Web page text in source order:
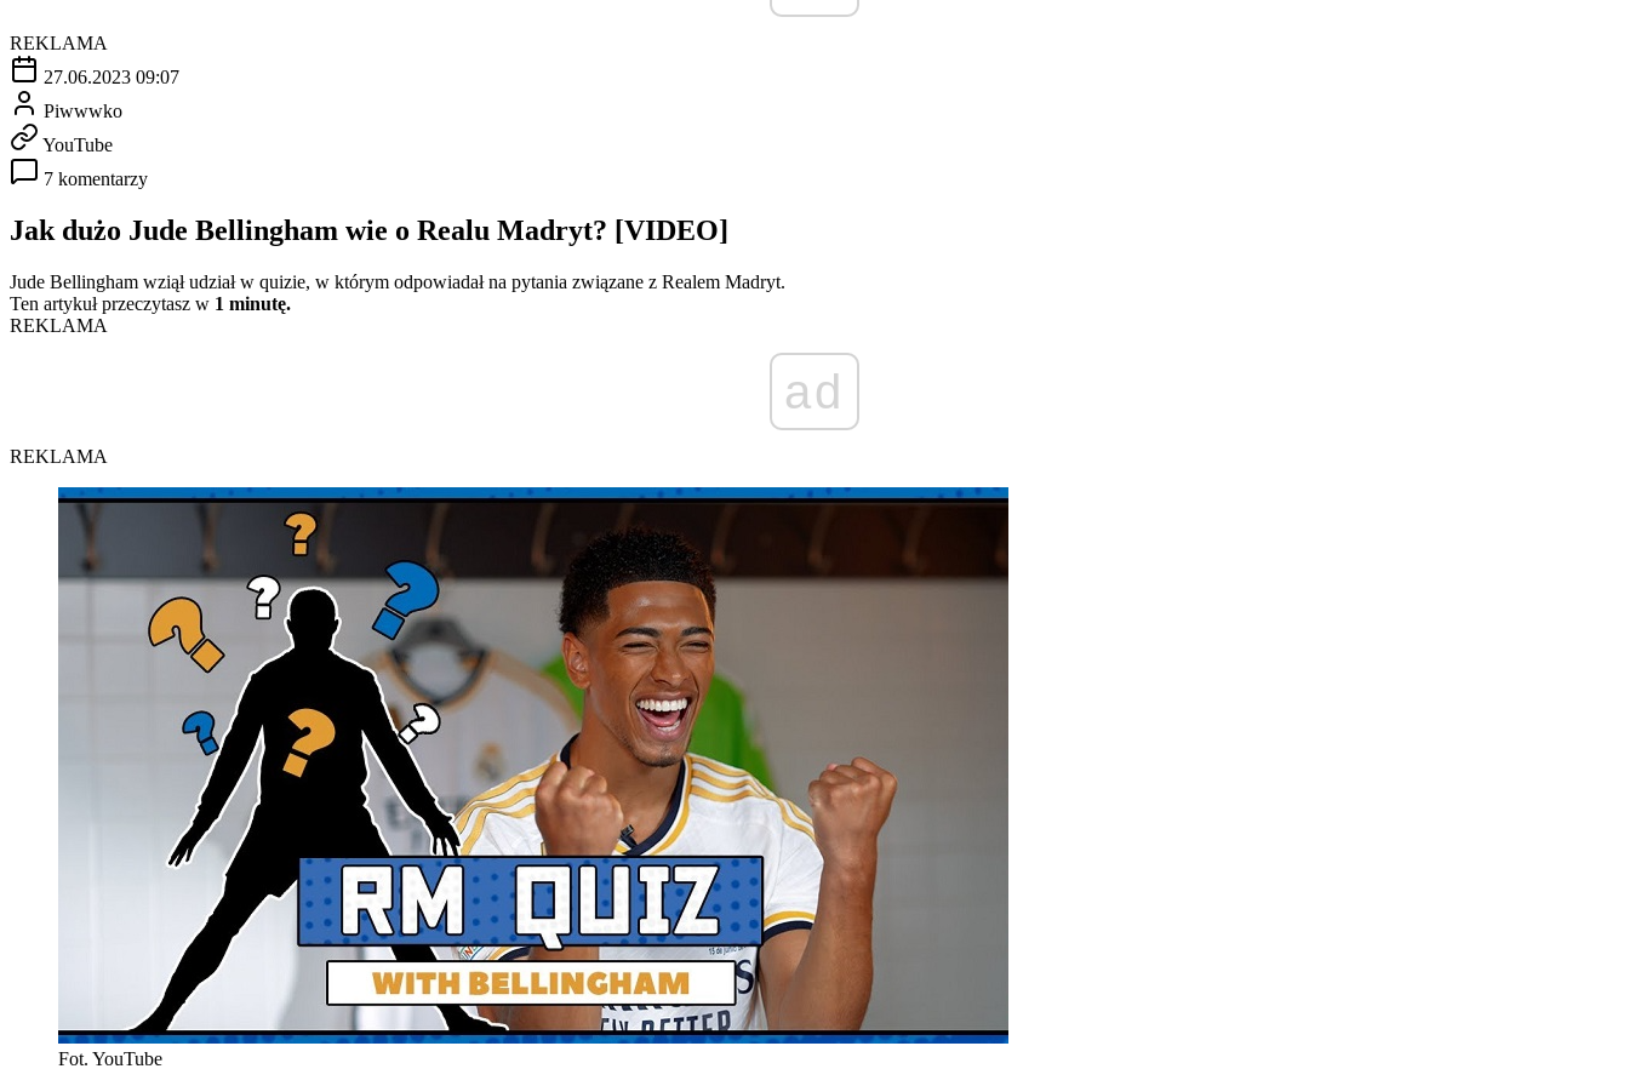
REKLAMA
27.06.2023 09:07
Piwwwko
YouTube
7 komentarzy
Jak dużo Jude Bellingham wie o Realu Madryt? [VIDEO]
Jude Bellingham wziął udział w quizie, w którym odpowiadał na pytania związane z Realem Madryt.
Ten artykuł przeczytasz w 1 minutę.
REKLAMA
ad
REKLAMA
Fot. YouTube